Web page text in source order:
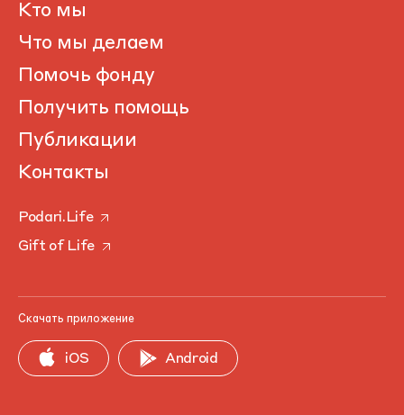
Кто мы
Что мы делаем
Помочь фонду
Получить помощь
Публикации
Контакты
Podari.Life
Gift of Life
Скачать приложение
iOS Android